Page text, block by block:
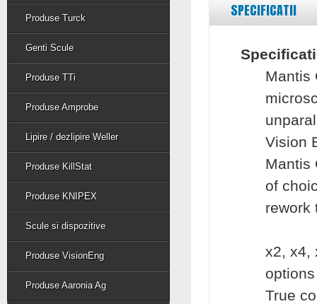
Produse Turck
Genti Scule
Produse TTi
Produse Amprobe
Lipire / dezlipire Weller
Produse KillStat
Produse KNIPEX
Scule si dispozitive
Produse VisionEng
Produse Aaronia Ag
SPECIFICATII
Mantis
Vision
Mantis
of
rework
x2, x4,
options
True